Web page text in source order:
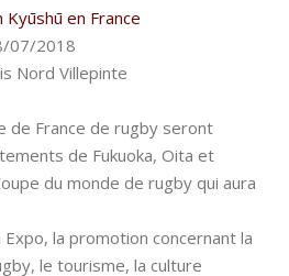
en France
07/2018
Nord Villepinte
de France de rugby seront
de Fukuoka, Oita et
du monde de rugby qui aura
Expo, la promotion concernant la
le tourisme, la culture